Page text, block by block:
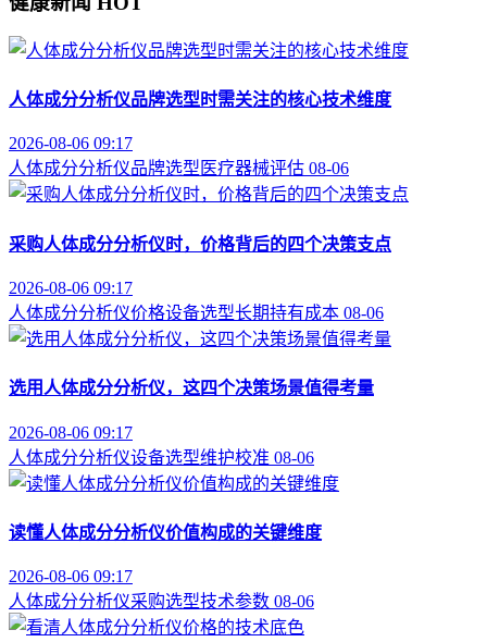
人体成分分析仪品牌选型时需关注的核心技术维度
2026-08-06 09:17
人体成分分析仪品牌选型 医疗器械评估 08-06
采购人体成分分析仪时，价格背后的四个决策支点
2026-08-06 09:17
人体成分分析仪价格设备选型长期持有成本 08-06
选用人体成分分析仪，这四个决策场景值得考量
2026-08-06 09:17
人体成分分析仪设备选型维护校准 08-06
读懂人体成分分析仪价值构成的关键维度
2026-08-06 09:17
人体成分分析仪采购选型技术参数 08-06